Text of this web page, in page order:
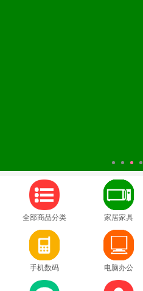
1 2 3 4
全部商品分类 家居家具
手机数码 电脑办公